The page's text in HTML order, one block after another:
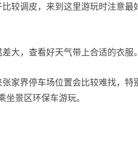
较调皮，来到这里游玩时注意
大，查看好天气带上合适的衣服。
家界停车场位置会比较难找，
坐景区环保车游玩。